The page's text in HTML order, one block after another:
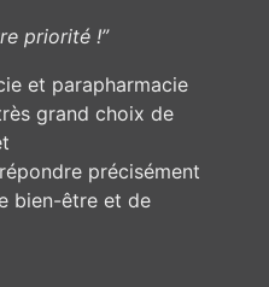
priorité !”
et parapharmacie
grand choix de
précisément
bien-être et de